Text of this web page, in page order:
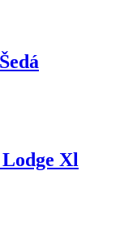
Xl